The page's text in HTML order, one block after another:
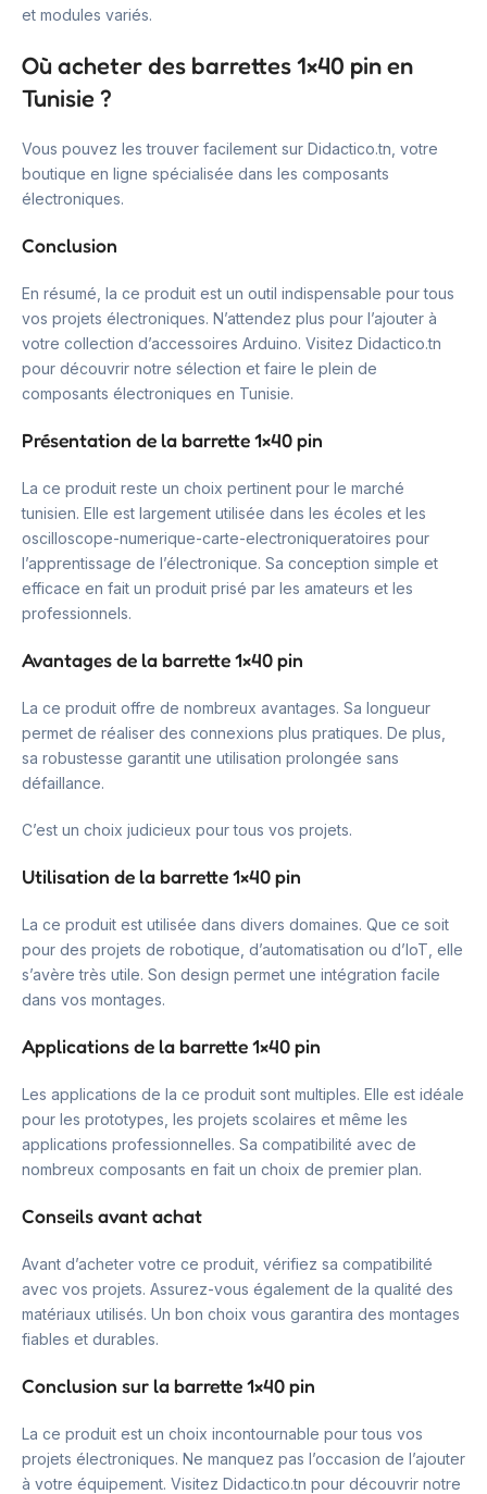
et modules variés.
Où acheter des barrettes 1×40 pin en
Tunisie ?
Vous pouvez les trouver facilement sur Didactico.tn, votre
boutique en ligne spécialisée dans les composants
électroniques.
Conclusion
En résumé, la ce produit est un outil indispensable pour tous
vos projets électroniques. N’attendez plus pour l’ajouter à
votre collection d’accessoires Arduino. Visitez Didactico.tn
pour découvrir notre sélection et faire le plein de
composants électroniques en Tunisie.
Présentation de la barrette 1×40 pin
La ce produit reste un choix pertinent pour le marché
tunisien. Elle est largement utilisée dans les écoles et les
oscilloscope-numerique-carte-electroniqueratoires pour
l’apprentissage de l’électronique. Sa conception simple et
efficace en fait un produit prisé par les amateurs et les
professionnels.
Avantages de la barrette 1×40 pin
La ce produit offre de nombreux avantages. Sa longueur
permet de réaliser des connexions plus pratiques. De plus,
sa robustesse garantit une utilisation prolongée sans
défaillance.
C’est un choix judicieux pour tous vos projets.
Utilisation de la barrette 1×40 pin
La ce produit est utilisée dans divers domaines. Que ce soit
pour des projets de robotique, d’automatisation ou d’IoT, elle
s’avère très utile. Son design permet une intégration facile
dans vos montages.
Applications de la barrette 1×40 pin
Les applications de la ce produit sont multiples. Elle est idéale
pour les prototypes, les projets scolaires et même les
applications professionnelles. Sa compatibilité avec de
nombreux composants en fait un choix de premier plan.
Conseils avant achat
Avant d’acheter votre ce produit, vérifiez sa compatibilité
avec vos projets. Assurez-vous également de la qualité des
matériaux utilisés. Un bon choix vous garantira des montages
fiables et durables.
Conclusion sur la barrette 1×40 pin
La ce produit est un choix incontournable pour tous vos
projets électroniques. Ne manquez pas l’occasion de l’ajouter
à votre équipement. Visitez Didactico.tn pour découvrir notre